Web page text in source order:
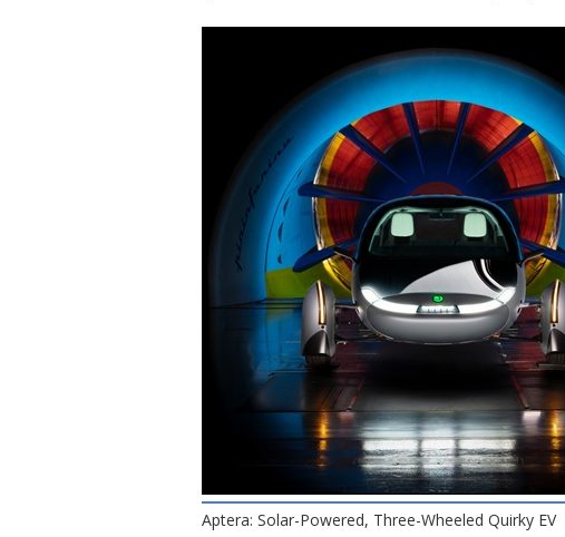
Aptera: Solar-Powered, Three-Wheeled Quirky EV